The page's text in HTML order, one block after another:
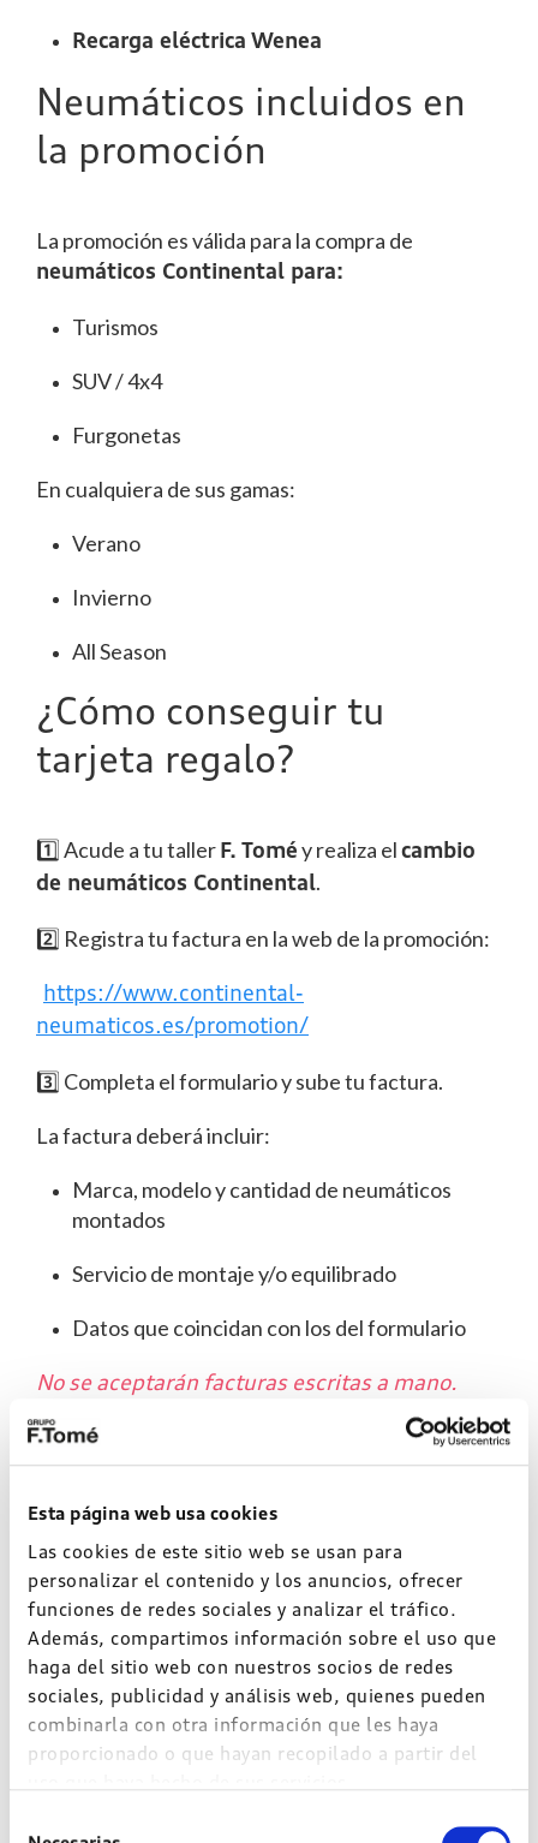
Esta página web usa cookies
Las cookies de este sitio web se usan para
personalizar el contenido y los anuncios, ofrecer
funciones de redes sociales y analizar el tráfico.
Además, compartimos información sobre el uso que
haga del sitio web con nuestros socios de redes
sociales, publicidad y análisis web, quienes pueden
combinarla con otra información que les haya
proporcionado o que hayan recopilado a partir del
Recarga eléctrica Wenea
Neumáticos incluidos en
la promoción
La promoción es válida para la compra de
neumáticos Continental para:
Turismos
SUV / 4x4
Furgonetas
En cualquiera de sus gamas:
Verano
Invierno
All Season
¿Cómo conseguir tu
tarjeta regalo?
1️⃣ Acude a tu taller F. Tomé y realiza el cambio
de neumáticos Continental.
2️⃣ Registra tu factura en la web de la promoción:
https://www.continental-
neumaticos.es/promotion/
3️⃣ Completa el formulario y sube tu factura.
La factura deberá incluir:
Marca, modelo y cantidad de neumáticos
montados
Servicio de montaje y/o equilibrado
Datos que coincidan con los del formulario
No se aceptarán facturas escritas a mano.
4️⃣ Recibirás un
para
confirmar tu participación.
5️⃣ Tras validar tu registro,
regalo en un plazo máximo de 10 días
laborables.
Aprovecha la promoción
Cambia tus neumáticos Continental y disfruta de